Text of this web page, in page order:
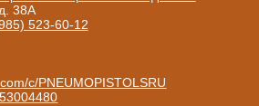
38А
523-60-12
c/PNEUMOPISTOLSRU